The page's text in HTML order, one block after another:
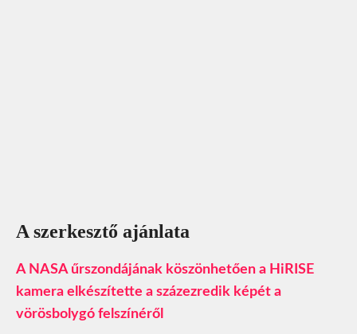
A szerkesztő ajánlata
A NASA űrszondájának köszönhetően a HiRISE
kamera elkészítette a százezredik képét a
vörösbolygó felszínéről